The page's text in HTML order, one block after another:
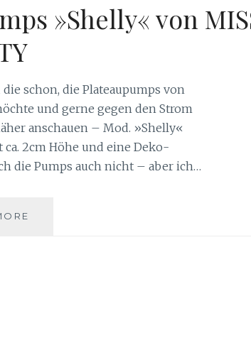
»Shelly« von
schon, die Plateaupumps von
und gerne gegen den Strom
anschauen – Mod. »Shelly«
2cm Höhe und eine Deko-
die Pumps auch nicht – aber ich…